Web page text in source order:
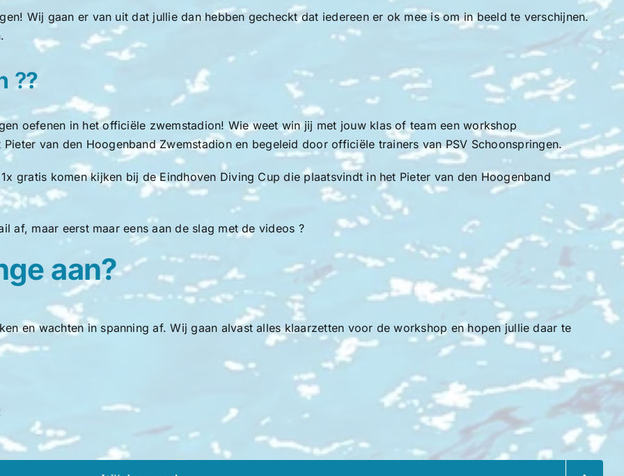
Wij gaan er van uit dat jullie dan hebben gecheckt dat iedereen er ok mee is om in beeld te verschijnen.
??
oefenen in het officiële zwemstadion! Wie weet win jij met jouw klas of team een workshop
van den Hoogenband Zwemstadion en begeleid door officiële trainers van PSV Schoonspringen.
gratis komen kijken bij de Eindhoven Diving Cup die plaatsvindt in het Pieter van den Hoogenband
af, maar eerst maar eens aan de slag met de videos ?
aan?
en wachten in spanning af. Wij gaan alvast alles klaarzetten voor de workshop en hopen jullie daar te